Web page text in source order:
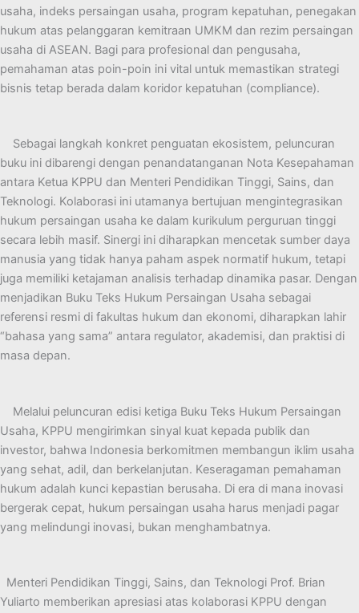
usaha, indeks persaingan usaha, program kepatuhan, penegakan
hukum atas pelanggaran kemitraan UMKM dan rezim persaingan
usaha di ASEAN. Bagi para profesional dan pengusaha,
pemahaman atas poin-poin ini vital untuk memastikan strategi
bisnis tetap berada dalam koridor kepatuhan (compliance).
Sebagai langkah konkret penguatan ekosistem, peluncuran
buku ini dibarengi dengan penandatanganan Nota Kesepahaman
antara Ketua KPPU dan Menteri Pendidikan Tinggi, Sains, dan
Teknologi. Kolaborasi ini utamanya bertujuan mengintegrasikan
hukum persaingan usaha ke dalam kurikulum perguruan tinggi
secara lebih masif. Sinergi ini diharapkan mencetak sumber daya
manusia yang tidak hanya paham aspek normatif hukum, tetapi
juga memiliki ketajaman analisis terhadap dinamika pasar. Dengan
menjadikan Buku Teks Hukum Persaingan Usaha sebagai
referensi resmi di fakultas hukum dan ekonomi, diharapkan lahir
“bahasa yang sama” antara regulator, akademisi, dan praktisi di
masa depan.
Melalui peluncuran edisi ketiga Buku Teks Hukum Persaingan
Usaha, KPPU mengirimkan sinyal kuat kepada publik dan
investor, bahwa Indonesia berkomitmen membangun iklim usaha
yang sehat, adil, dan berkelanjutan. Keseragaman pemahaman
hukum adalah kunci kepastian berusaha. Di era di mana inovasi
bergerak cepat, hukum persaingan usaha harus menjadi pagar
yang melindungi inovasi, bukan menghambatnya.
Menteri Pendidikan Tinggi, Sains, dan Teknologi Prof. Brian
Yuliarto memberikan apresiasi atas kolaborasi KPPU dengan